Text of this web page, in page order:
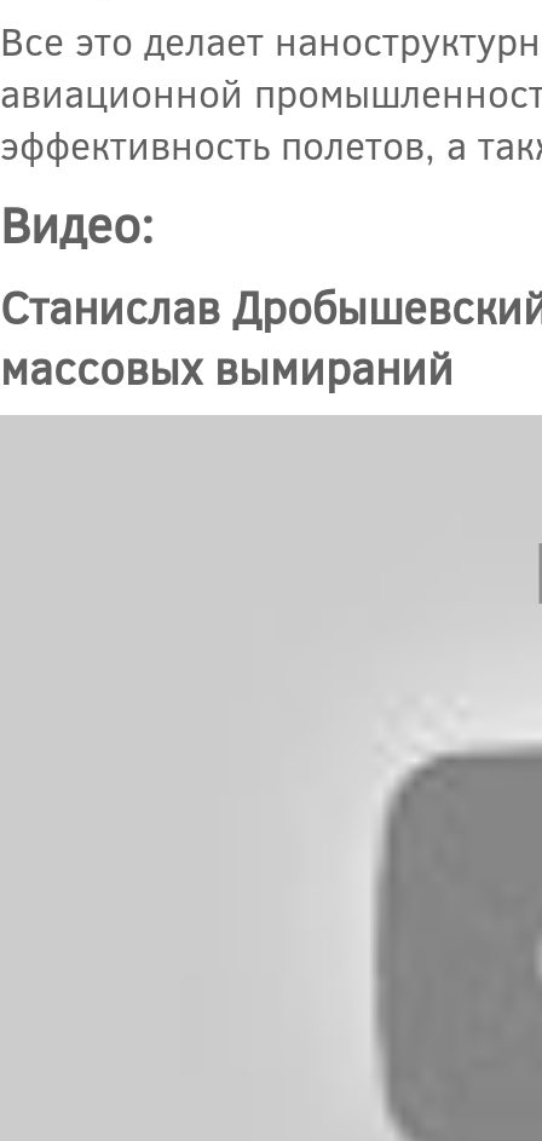
Все это делает
авиационной
эффективность полетов, а
Видео:
Станислав
массовых вымираний